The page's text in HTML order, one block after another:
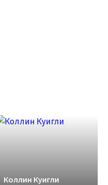
Коллин Куигли